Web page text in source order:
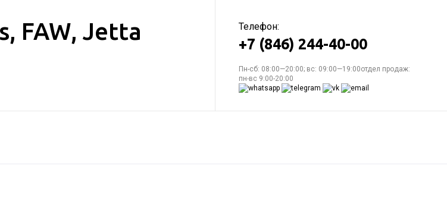
FAW, Jetta
Телефон:
+7 (846) 244-40-00
Пн-сб: 08:00—20:00; вс: 09:00—19:00отдел продаж:
пн-вс 9:00-20:00